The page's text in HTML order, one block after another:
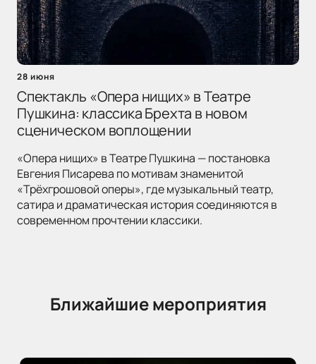
28 июня
Спектакль «Опера нищих» в Театре
Пушкина: классика Брехта в новом
сценическом воплощении
«Опера нищих» в Театре Пушкина — постановка
Евгения Писарева по мотивам знаменитой
«Трёхгрошовой оперы», где музыкальный театр,
сатира и драматическая история соединяются в
современном прочтении классики.
Ближайшие мероприятия